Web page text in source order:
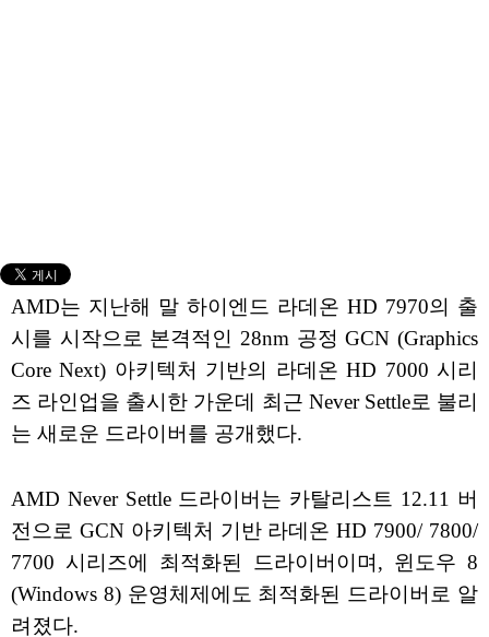
AMD는 지난해 말 하이엔드 라데온 HD 7970의 출
시를 시작으로 본격적인 28nm 공정 GCN (Graphics
Core Next) 아키텍처 기반의 라데온 HD 7000 시리
즈 라인업을 출시한 가운데 최근 Never Settle로 불리
는 새로운 드라이버를 공개했다.
AMD Never Settle 드라이버는 카탈리스트 12.11 버
전으로 GCN 아키텍처 기반 라데온 HD 7900/ 7800/
7700 시리즈에 최적화된 드라이버이며, 윈도우 8
(Windows 8) 운영체제에도 최적화된 드라이버로 알
려졌다.